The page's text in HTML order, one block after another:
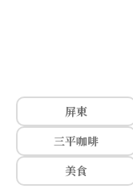
屏東
三平咖啡
美食